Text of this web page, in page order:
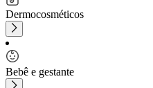
Dermocosméticos
Bebê e gestante